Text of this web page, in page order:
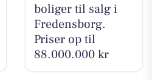
boliger til salg i
Fredensborg.
Priser op til
88.000.000 kr